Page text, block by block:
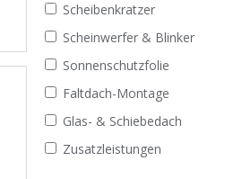
Scheibenkratzer
Scheinwerfer & Blinker
Sonnenschutzfolie
Faltdach-Montage
Glas- & Schiebedach
Zusatzleistungen